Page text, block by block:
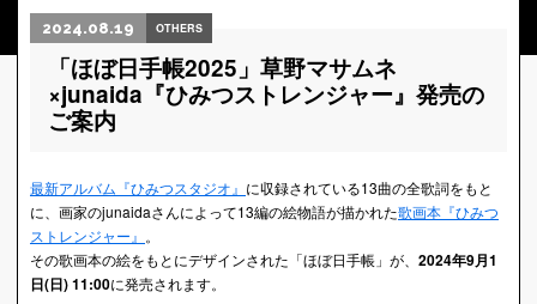
2024.08.19 OTHERS
「ほぼ日手帳2025」草野マサムネ
×junaida『ひみつストレンジャー』発売の
ご案内
最新アルバム『ひみつスタジオ』 に収録されている13曲の全歌詞をもと
に、画家のjunaidaさんによって13編の絵物語が描かれた歌画本『ひみつ
ストレンジャー』 。
その歌画本の絵をもとにデザインされた「ほぼ日手帳」が、 2024年9月1
日(日) 11:00に発売されます。